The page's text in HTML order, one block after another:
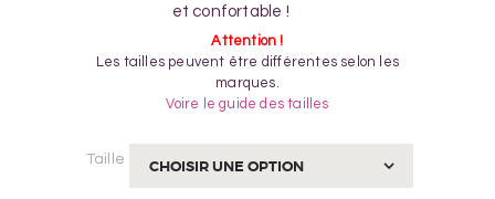
et confortable !
Attention !
Les tailles peuvent être différentes selon les
marques.
Voire le guide des tailles
Taille